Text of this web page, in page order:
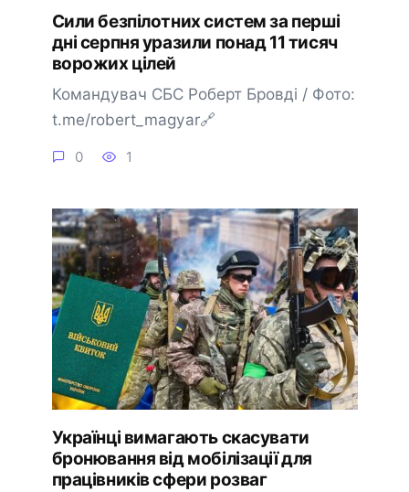
Сили безпілотних систем за перші
дні серпня уразили понад 11 тисяч
ворожих цілей
Командувач СБС Роберт Бровді / Фото:
t.me/robert_magyar🔗
0 1
Українці вимагають скасувати
бронювання від мобілізації для
працівників сфери розваг